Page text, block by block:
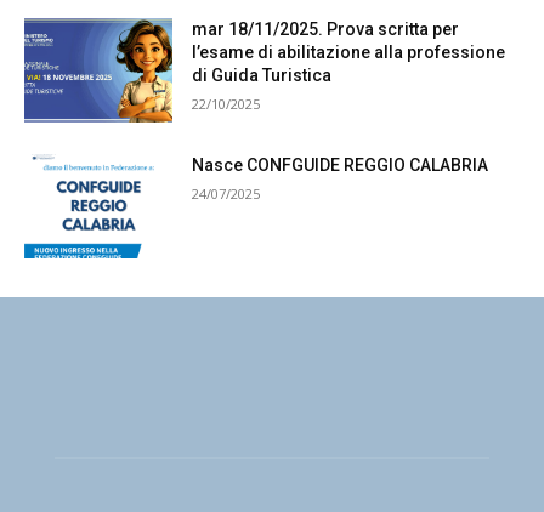
mar 18/11/2025. Prova scritta per
l’esame di abilitazione alla professione
di Guida Turistica
22/10/2025
Nasce CONFGUIDE REGGIO CALABRIA
24/07/2025